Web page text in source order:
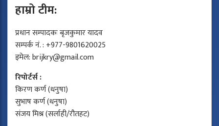
हाम्रो टीम:
प्रधान सम्पादकः बृजकुमार यादव
सम्पर्क नं. : +977-9801620025
इमेल:brijkry@gmail.com
रिपोर्टर्स :
किरण कर्ण (धनुषा)
सुभाष कर्ण (धनुषा)
संजय मिश्र (सर्लाही/रौतहट)